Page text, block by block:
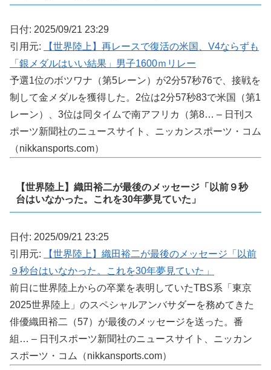
日付: 2025/09/21 23:29
引用元:
【世界陸上】再レースで復活の米国、V4ならずも
「銀メダルはいい結果」男子1600ｍリレー
予選1位のボツワナ（第5レーン）が2分57秒76で、接戦を
制して金メダルを獲得した。2位は2分57秒83で米国（第1
レーン）、3位は同タイムで南アフリカ（第8… – 日刊ス
ポーツ新聞社のニュースサイト、ニッカンスポーツ・コム
（nikkansports.com）
【世界陸上】織田裕二が最後のメッセージ「以前９秒
台はいなかった。これを30年夢見ていた」
日付: 2025/09/21 23:25
引用元:
【世界陸上】織田裕二が最後のメッセージ「以前
９秒台はいなかった。これを30年夢見ていた」
前日に世界陸上からの卒業を表明していたTBS系「東京
2025世界陸上」のスペシャルアンバサダーを務めてきた
俳優織田裕二（57）が最後のメッセージを送った。番
組… – 日刊スポーツ新聞社のニュースサイト、ニッカン
スポーツ・コム（nikkansports.com）